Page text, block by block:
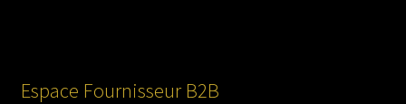
Espace Fournisseur B2B